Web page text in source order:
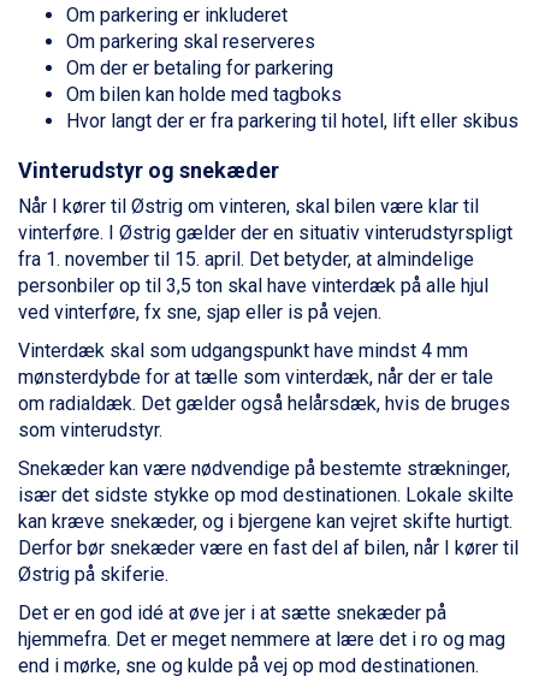
Cervinia fra DKK 5.295
Passo Tonale fra DKK 3.795
Saalbach fra DKK 5.945
Sölden fra DKK 8.445
Bad Hofgastein fra DKK 5.495
Sestriere fra DKK 4.395
Fieberbrunn fra DKK 6.145
Wagrain fra DKK 4.645
Ischgl fra DKK 7.095
St. Anton fra DKK 7.245
Zell am See fra DKK 4.095
Canazei fra DKK 4.745
Ponte di Legno fra DKK 4.745
Bad Gastein fra DKK 4.195
Alleghe fra DKK 5.595
Sauze dOulx fra DKK 4.045
Arabba fra DKK 7.045
La Thuile fra DKK 4.595
Val Thorens fra DKK 5.395
Cervinia fra DKK 5.295
Saalbach fra DKK 5.945
Sölden fra DKK 8.445
Bad Hofgastein fra DKK 5.495
Om parkering er inkluderet
Om parkering skal reserveres
Om der er betaling for parkering
Om bilen kan holde med tagboks
Hvor langt der er fra parkering til hotel, lift eller skibus
Vinterudstyr og snekæder
Når I kører til Østrig om vinteren, skal bilen være klar til
vinterføre. I Østrig gælder der en situativ vinterudstyrspligt
fra 1. november til 15. april. Det betyder, at almindelige
personbiler op til 3,5 ton skal have vinterdæk på alle hjul
ved vinterføre, fx sne, sjap eller is på vejen.
Vinterdæk skal som udgangspunkt have mindst 4 mm
mønsterdybde for at tælle som vinterdæk, når der er tale
om radialdæk. Det gælder også helårsdæk, hvis de bruges
som vinterudstyr.
Snekæder kan være nødvendige på bestemte strækninger,
især det sidste stykke op mod destinationen. Lokale skilte
kan kræve snekæder, og i bjergene kan vejret skifte hurtigt.
Derfor bør snekæder være en fast del af bilen, når I kører til
Østrig på skiferie.
Det er en god idé at øve jer i at sætte snekæder på
hjemmefra. Det er meget nemmere at lære det i ro og mag
end i mørke, sne og kulde på vej op mod destinationen.